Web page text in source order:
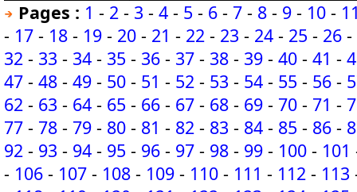
Pages : 1 - 2 - 3 - 4 - 5 - 6 - 7 - 8 - 9 - 10 -
- 17 - 18 - 19 - 20 - 21 - 22 - 23 - 24 - 25 - 26 -
32 - 33 - 34 - 35 - 36 - 37 - 38 - 39 - 40 - 41 -
47 - 48 - 49 - 50 - 51 - 52 - 53 - 54 - 55 - 56 -
62 - 63 - 64 - 65 - 66 - 67 - 68 - 69 - 70 - 71 -
77 - 78 - 79 - 80 - 81 - 82 - 83 - 84 - 85 - 86 -
92 - 93 - 94 - 95 - 96 - 97 - 98 - 99 - 100 - 101
- 106 - 107 - 108 - 109 - 110 - 111 - 112 - 113